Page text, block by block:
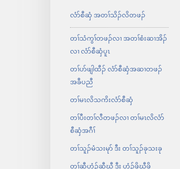
လံာ်စီဆှံ အတၢ်သိၣ်လိတဖၣ်
တၢ်သံကွၢ်တဖၣ်လၢ အတၢ်စံးဆၢအိၣ်
လၢ လံာ်စီဆှံပူၤ
တၢ်ပာ်ဖျါထီၣ်​ လံာ်စီဆှံအဆၢတဖၣ်​
အခီပညီ
တၢ်မၤလိသကိးလံာ်စီဆှံ
တၢ်ပီးတၢ်လီတဖၣ်လၢ တၢ်မၤလိလံာ်
စီဆှံအဂီၢ်
တၢ်သူၣ်မံသးမုာ် ဒီး တၢ်သူၣ်ခုသးခု